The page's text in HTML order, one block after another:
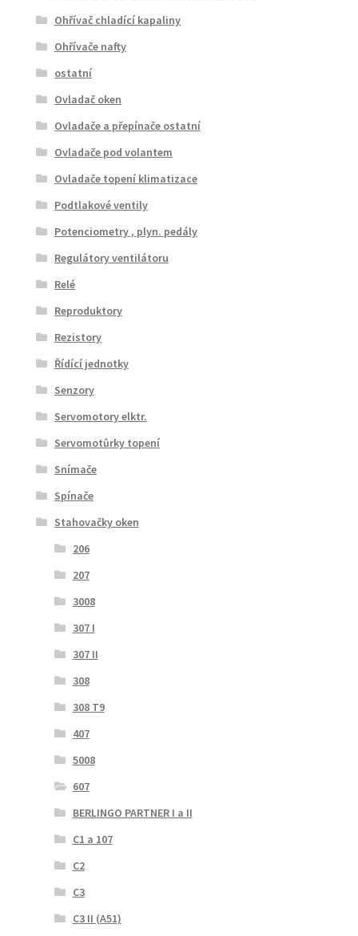
Ohřívač chladící kapaliny
Ohřívače nafty
ostatní
Ovladač oken
Ovladače a přepínače ostatní
Ovladače pod volantem
Ovladače topení klimatizace
Podtlakové ventily
Potenciometry , plyn. pedály
Regulátory ventilátoru
Relé
Reproduktory
Rezistory
Řídící jednotky
Senzory
Servomotory elktr.
Servomotůrky topení
Snímače
Spínače
Stahovačky oken
206
207
3008
307 I
307 II
308
308 T9
407
5008
607
BERLINGO PARTNER I a II
C1 a 107
C2
C3
C3 II (A51)